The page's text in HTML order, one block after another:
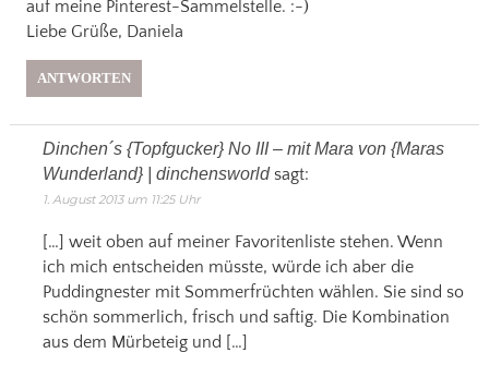
auf meine Pinterest-Sammelstelle. :-)
Liebe Grüße, Daniela
ANTWORTEN
Dinchen´s {Topfgucker} No III – mit Mara von {Maras
Wunderland} | dinchensworld sagt:
1. August 2013 um 11:25 Uhr
[…] weit oben auf meiner Favoritenliste stehen. Wenn
ich mich entscheiden müsste, würde ich aber die
Puddingnester mit Sommerfrüchten wählen. Sie sind so
schön sommerlich, frisch und saftig. Die Kombination
aus dem Mürbeteig und […]